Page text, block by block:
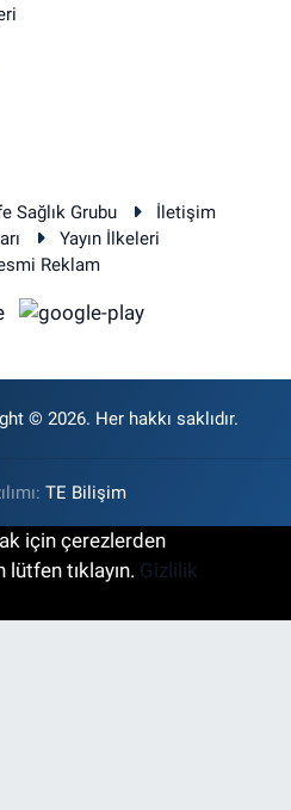
Sağlık Grubu
İletişim
Yayın İlkeleri
Reklam
© 2026. Her hakkı saklıdır.
TE Bilişim
için çerezlerden
tıklayın. Gizlilik